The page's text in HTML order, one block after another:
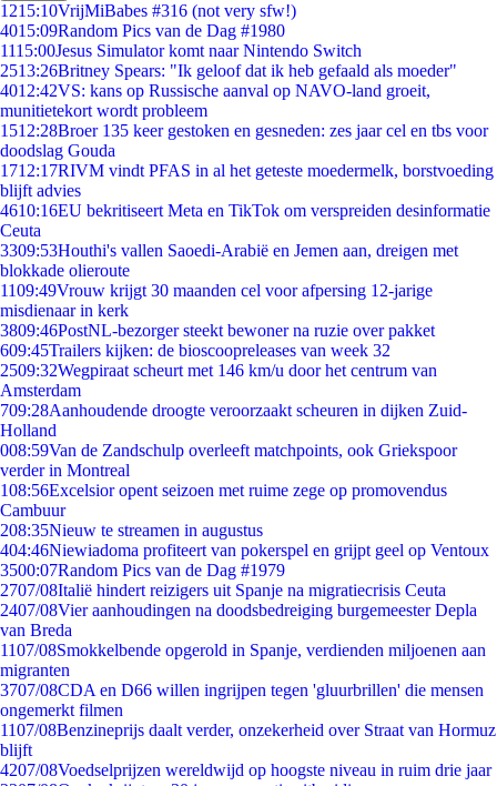
1215:10VrijMiBabes #316 (not very sfw!)
4015:09Random Pics van de Dag #1980
1115:00Jesus Simulator komt naar Nintendo Switch
2513:26Britney Spears: "Ik geloof dat ik heb gefaald als moeder"
4012:42VS: kans op Russische aanval op NAVO-land groeit,
munitietekort wordt probleem
1512:28Broer 135 keer gestoken en gesneden: zes jaar cel en tbs voor
doodslag Gouda
1712:17RIVM vindt PFAS in al het geteste moedermelk, borstvoeding
blijft advies
4610:16EU bekritiseert Meta en TikTok om verspreiden desinformatie
Ceuta
3309:53Houthi's vallen Saoedi-Arabië en Jemen aan, dreigen met
blokkade olieroute
1109:49Vrouw krijgt 30 maanden cel voor afpersing 12-jarige
misdienaar in kerk
3809:46PostNL-bezorger steekt bewoner na ruzie over pakket
609:45Trailers kijken: de bioscoopreleases van week 32
2509:32Wegpiraat scheurt met 146 km/u door het centrum van
Amsterdam
709:28Aanhoudende droogte veroorzaakt scheuren in dijken Zuid-
Holland
008:59Van de Zandschulp overleeft matchpoints, ook Griekspoor
verder in Montreal
108:56Excelsior opent seizoen met ruime zege op promovendus
Cambuur
208:35Nieuw te streamen in augustus
404:46Niewiadoma profiteert van pokerspel en grijpt geel op Ventoux
3500:07Random Pics van de Dag #1979
2707/08Italië hindert reizigers uit Spanje na migratiecrisis Ceuta
2407/08Vier aanhoudingen na doodsbedreiging burgemeester Depla
van Breda
1107/08Smokkelbende opgerold in Spanje, verdienden miljoenen aan
migranten
3707/08CDA en D66 willen ingrijpen tegen 'gluurbrillen' die mensen
ongemerkt filmen
1107/08Benzineprijs daalt verder, onzekerheid over Straat van Hormuz
blijft
4207/08Voedselprijzen wereldwijd op hoogste niveau in ruim drie jaar